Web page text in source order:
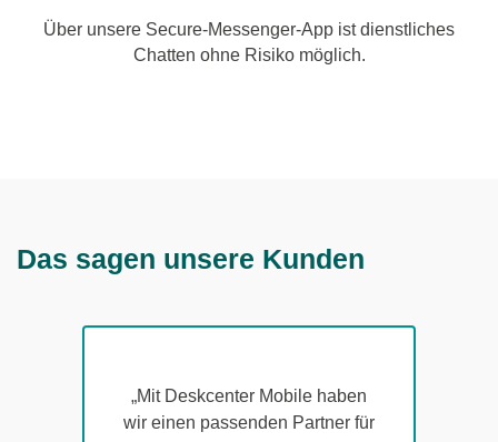
Über unsere Secure-Messenger-App ist dienstliches
Chatten ohne Risiko möglich.
Das sagen unsere Kunden
„Mit Deskcenter Mobile haben
wir einen passenden Partner für